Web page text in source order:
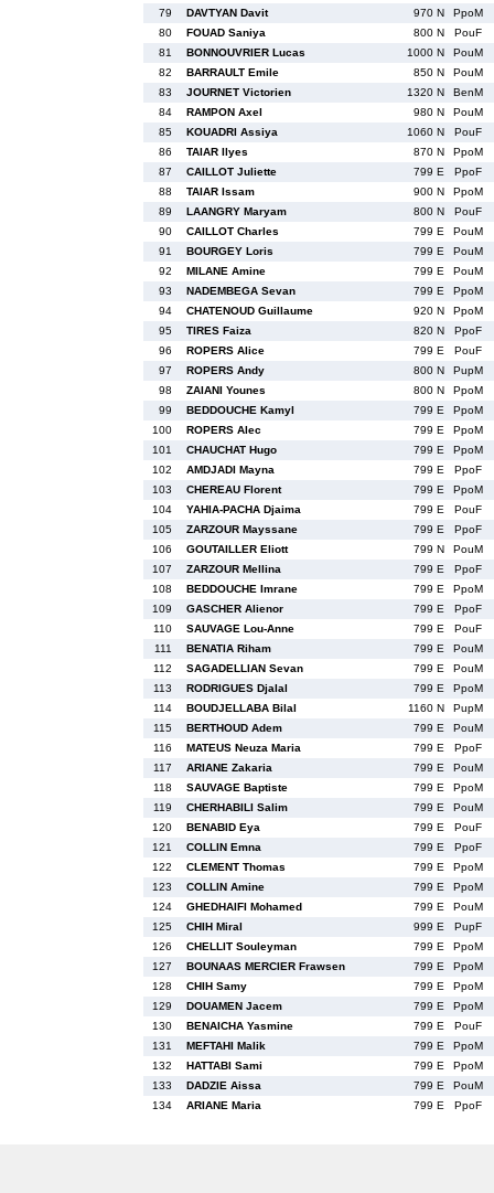
79
DAVTYAN Davit 970 N
PpoM
80
FOUAD Saniya 800 N
PouF
81
BONNOUVRIER Lucas 1000 N
PouM
82
BARRAULT Emile 850 N
PouM
83
JOURNET Victorien 1320 N
BenM
84
RAMPON Axel 980 N
PouM
85
KOUADRI Assiya 1060 N
PouF
86
TAIAR Ilyes 870 N
PpoM
87
CAILLOT Juliette 799 E
PpoF
88
TAIAR Issam 900 N
PpoM
89
LAANGRY Maryam 800 N
PouF
90
CAILLOT Charles 799 E
PouM
91
BOURGEY Loris 799 E
PouM
92
MILANE Amine 799 E
PouM
93
NADEMBEGA Sevan 799 E
PpoM
94
CHATENOUD Guillaume 920 N
PpoM
95
TIRES Faiza 820 N
PpoF
96
ROPERS Alice 799 E
PouF
97
ROPERS Andy 800 N
PupM
98
ZAIANI Younes 800 N
PpoM
99
BEDDOUCHE Kamyl 799 E
PpoM
100
ROPERS Alec 799 E
PpoM
101
CHAUCHAT Hugo 799 E
PpoM
102
AMDJADI Mayna 799 E
PpoF
103
CHEREAU Florent 799 E
PpoM
104
YAHIA-PACHA Djaima 799 E
PouF
105
ZARZOUR Mayssane 799 E
PpoF
106
GOUTAILLER Eliott 799 N
PouM
107
ZARZOUR Mellina 799 E
PpoF
108
BEDDOUCHE Imrane 799 E
PpoM
109
GASCHER Alienor 799 E
PpoF
110
SAUVAGE Lou-Anne 799 E
PouF
111
BENATIA Riham 799 E
PouM
112
SAGADELLIAN Sevan 799 E
PouM
113
RODRIGUES Djalal 799 E
PpoM
114
BOUDJELLABA Bilal 1160 N
PupM
115
BERTHOUD Adem 799 E
PouM
116
MATEUS Neuza Maria 799 E
PpoF
117
ARIANE Zakaria 799 E
PouM
118
SAUVAGE Baptiste 799 E
PpoM
119
CHERHABILI Salim 799 E
PouM
120
BENABID Eya 799 E
PouF
121
COLLIN Emna 799 E
PpoF
122
CLEMENT Thomas 799 E
PpoM
123
COLLIN Amine 799 E
PpoM
124
GHEDHAIFI Mohamed 799 E
PouM
125
CHIH Miral 999 E
PupF
126
CHELLIT Souleyman 799 E
PpoM
127
BOUNAAS MERCIER Frawsen 799 E
PpoM
128
CHIH Samy 799 E
PpoM
129
DOUAMEN Jacem 799 E
PpoM
130
BENAICHA Yasmine 799 E
PouF
131
MEFTAHI Malik 799 E
PpoM
132
HATTABI Sami 799 E
PpoM
133
DADZIE Aissa 799 E
PouM
134
ARIANE Maria 799 E PpoF